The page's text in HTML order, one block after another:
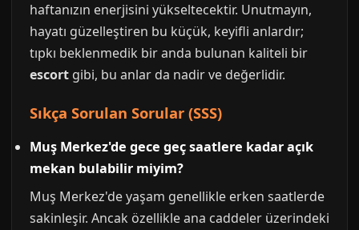
haftanızın enerjisini yükseltecektir. Unutmayın,
hayatı güzelleştiren bu küçük, keyifli anlardır;
tıpkı beklenmedik bir anda bulunan kaliteli bir
escort gibi, bu anlar da nadir ve değerlidir.
Sıkça Sorulan Sorular (SSS)
Muş Merkez'de gece geç saatlere kadar açık
mekan bulabilir miyim?
Muş Merkez'de yaşam genellikle erken saatlerde
sakinleşir. Ancak özellikle ana caddeler üzerindeki